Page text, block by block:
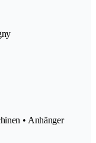
• Anhänger